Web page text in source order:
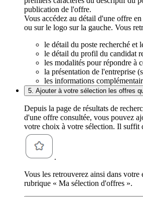
publication de l'offre.
Vous accédez au détail d'une offre
ou sur le logo sur la gauche. Vous
le détail du poste recherché et
le détail du profil du candidat
les modalités pour répondre à
la présentation de l'entreprise
les informations
5. Ajouter à votre sélection les offres
Depuis la page de résultats de
d'une offre consultée, vous pouvez
votre choix à votre sélection. Il suffit
.
Vous les retrouverez ainsi dans votre
rubrique « Ma sélection d'offres ».